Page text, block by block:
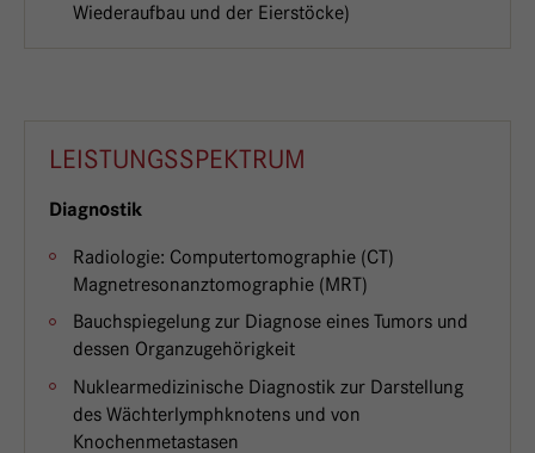
Wiederaufbau und der Eierstöcke)
LEISTUNGSSPEKTRUM
Diagnostik
Radiologie: Computertomographie (CT)
Magnetresonanztomographie (MRT)
Bauchspiegelung zur Diagnose eines Tumors und
dessen Organzugehörigkeit
Nuklearmedizinische Diagnostik zur Darstellung
des Wächterlymphknotens und von
Knochenmetastasen